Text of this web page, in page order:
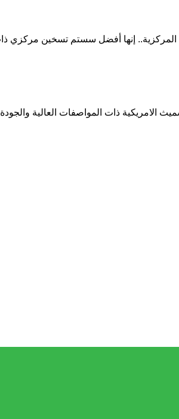
المركزية.. إنها أفضل سستم تسخين مركزي
الامريكية ذات المواصفات العالية